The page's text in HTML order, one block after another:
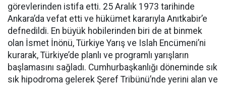
görevlerinden istifa etti. 25 Aralık 1973 tarihinde
Ankara’da vefat etti ve hükümet kararıyla Anıtkabir’e
defnedildi. En büyük hobilerinden biri de at binmek
olan İsmet İnönü, Türkiye Yarış ve Islah Encümeni’ni
kurarak, Türkiye’de planlı ve programlı yarışların
başlamasını sağladı. Cumhurbaşkanlığı döneminde sık
sık hipodroma gelerek Şeref Tribünü’nde yerini alan ve